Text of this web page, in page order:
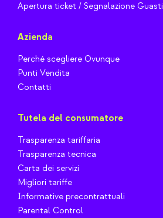
Apertura ticket / Segnalazione Guasti
Azienda
Perché scegliere Ovunque
Punti Vendita
Contatti
Tutela del consumatore
Trasparenza tariffaria
Trasparenza tecnica
Carta dei servizi
Migliori tariffe
Informative precontrattuali
Parental Control